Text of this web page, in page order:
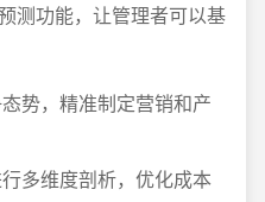
测功能，让管理者可以基
势，精准制定营销和产
多维度剖析，优化成本